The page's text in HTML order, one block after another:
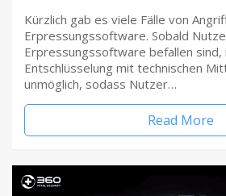
Kürzlich gab es viele Fälle von
Erpressungssoftware. Sobald
Erpressungssoftware befallen sind,
Entschlüsselung mit technischen
unmöglich, sodass Nutzer…
Read More